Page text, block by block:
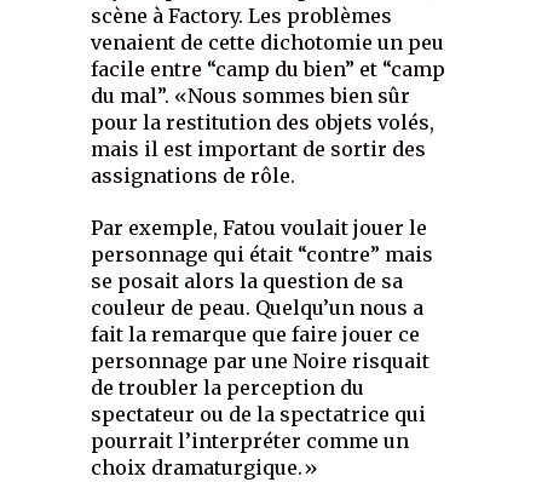
scène à Factory. Les problèmes
venaient de cette dichotomie un peu
facile entre “camp du bien” et “camp
du mal”. «Nous sommes bien sûr
pour la restitution des objets volés,
mais il est important de sortir des
assignations de rôle.
Par exemple, Fatou voulait jouer le
personnage qui était “contre” mais
se posait alors la question de sa
couleur de peau. Quelqu’un nous a
fait la remarque que faire jouer ce
personnage par une Noire risquait
de troubler la perception du
spectateur ou de la spectatrice qui
pourrait l’interpréter comme un
choix dramaturgique.»